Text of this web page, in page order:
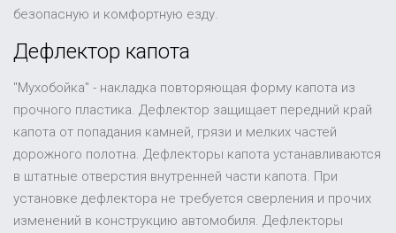
безопасную и комфортную езду.
Дефлектор капота
"Мухобойка" - накладка повторяющая форму капота из
прочного пластика. Дефлектор защищает передний край
капота от попадания камней, грязи и мелких частей
дорожного полотна. Дефлекторы капота устанавливаются
в штатные отверстия внутренней части капота. При
установке дефлектора не требуется сверления и прочих
изменений в конструкцию автомобиля. Дефлекторы